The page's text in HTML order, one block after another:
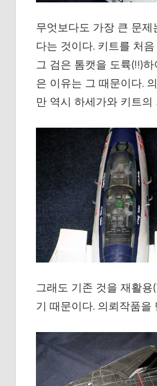
무엇보다도 가장 큰 문제
다는 것이다. 키트를 처
그 검은 톰캣을 도륙(!!)
은 이유는 그 때문이다.
만 역시 하세가와 키트
그래도 기존 것을 재활
기 때문이다. 의뢰작품